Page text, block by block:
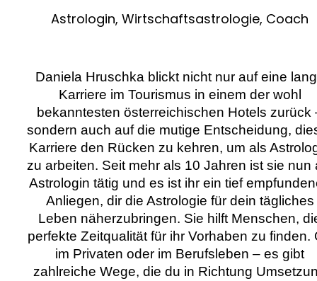
Astrologin, Wirtschaftsastrologie, Coach
Daniela Hruschka blickt nicht nur auf eine
Karriere im Tourismus in einem der wohl
bekanntesten österreichischen Hotels zurück
sondern auch auf die mutige Entscheidung,
Karriere den Rücken zu kehren, um als
zu arbeiten. Seit mehr als 10 Jahren ist sie nun
Astrologin tätig und es ist ihr ein tief
Anliegen, dir die Astrologie für dein tägliches
Leben näherzubringen. Sie hilft Menschen,
perfekte Zeitqualität für ihr Vorhaben zu finden.
im Privaten oder im Berufsleben – es gibt
zahlreiche Wege, die du in Richtung